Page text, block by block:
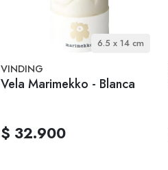
6.5 x 14 cm
VINDING
Vela Marimekko - Blanca
$ 32.900